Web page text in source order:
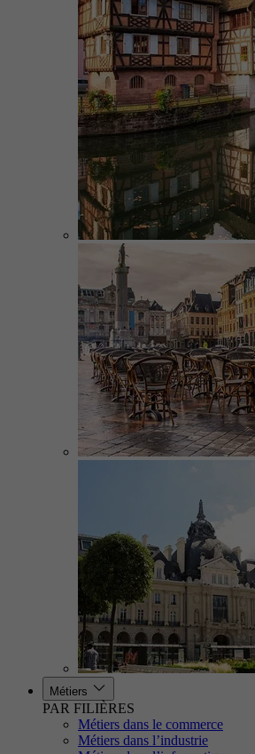
Métiers
PAR FILIÈRES
Métiers dans le commerce
Métiers dans l’industrie